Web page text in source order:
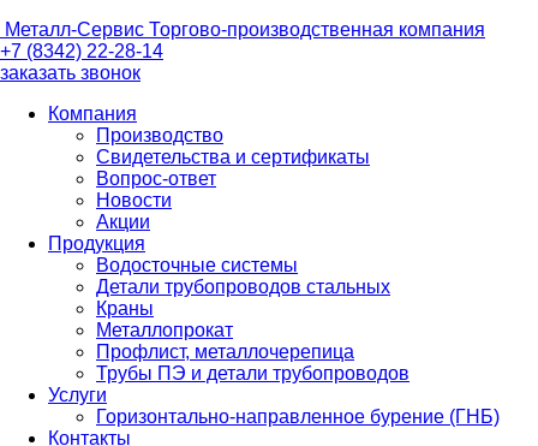
Металл-Сервис Торгово-производственная компания
+7 (8342) 22-28-14
заказать звонок
Компания
Производство
Свидетельства и сертификаты
Вопрос-ответ
Новости
Акции
Продукция
Водосточные системы
Детали трубопроводов стальных
Краны
Металлопрокат
Профлист, металлочерепица
Трубы ПЭ и детали трубопроводов
Услуги
Горизонтально-направленное бурение (ГНБ)
Контакты